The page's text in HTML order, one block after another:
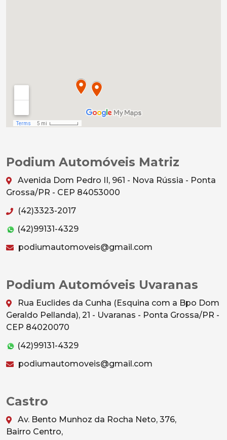
Podium Automóveis Matriz
Avenida Dom Pedro II, 961 - Nova Rússia - Ponta
Grossa/PR - CEP 84053000
(42)3323-2017
(42)99131-4329
podiumautomoveis@gmail.com
Podium Automóveis Uvaranas
Rua Euclides da Cunha (Esquina com a Bpo Dom
Geraldo Pellanda), 21 - Uvaranas - Ponta Grossa/PR -
CEP 84020070
(42)99131-4329
podiumautomoveis@gmail.com
Castro
Av. Bento Munhoz da Rocha Neto, 376,
Bairro Centro,